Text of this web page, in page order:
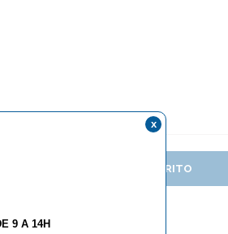
AÑADIR AL CARRITO
9 A 14H
x